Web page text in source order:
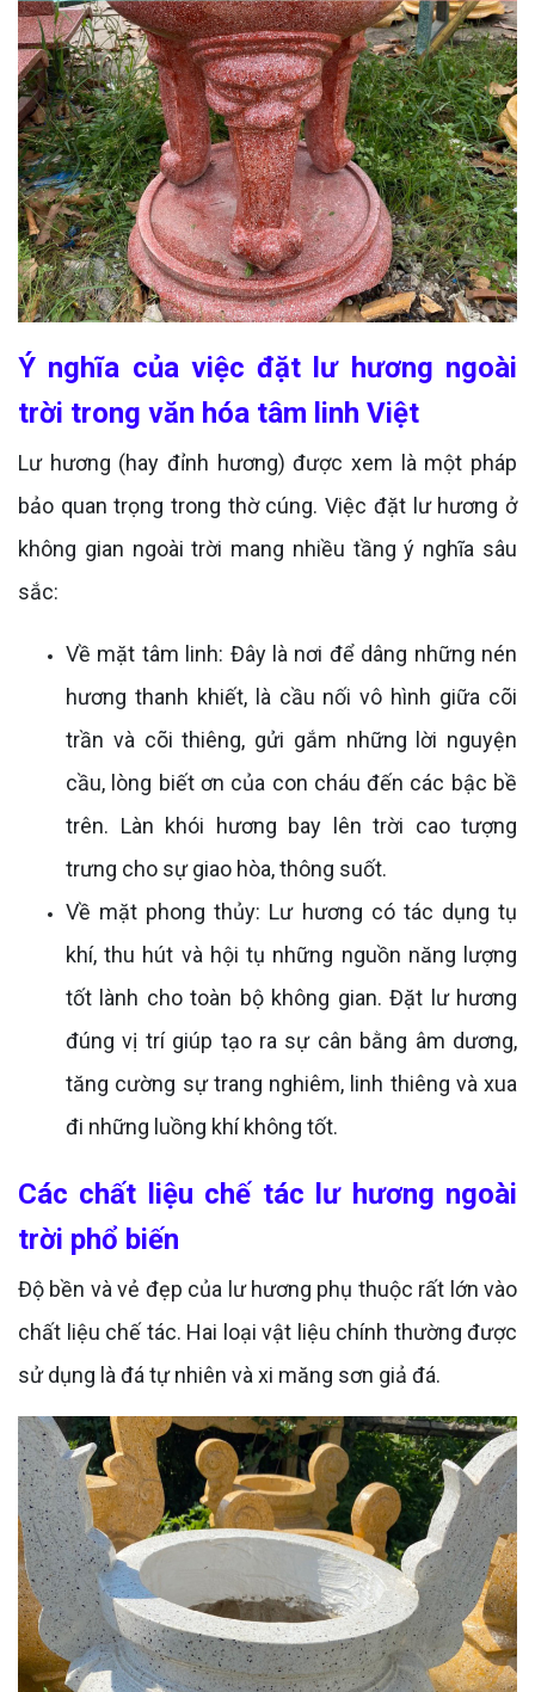
Ý nghĩa của việc đặt lư hương ngoài
trời trong văn hóa tâm linh Việt
Lư hương (hay đỉnh hương) được xem là một pháp
bảo quan trọng trong thờ cúng. Việc đặt lư hương ở
không gian ngoài trời mang nhiều tầng ý nghĩa sâu
sắc:
Về mặt tâm linh: Đây là nơi để dâng những nén
hương thanh khiết, là cầu nối vô hình giữa cõi
trần và cõi thiêng, gửi gắm những lời nguyện
cầu, lòng biết ơn của con cháu đến các bậc bề
trên. Làn khói hương bay lên trời cao tượng
trưng cho sự giao hòa, thông suốt.
Về mặt phong thủy: Lư hương có tác dụng tụ
khí, thu hút và hội tụ những nguồn năng lượng
tốt lành cho toàn bộ không gian. Đặt lư hương
đúng vị trí giúp tạo ra sự cân bằng âm dương,
tăng cường sự trang nghiêm, linh thiêng và xua
đi những luồng khí không tốt.
Các chất liệu chế tác lư hương ngoài
trời phổ biến
Độ bền và vẻ đẹp của lư hương phụ thuộc rất lớn vào
chất liệu chế tác. Hai loại vật liệu chính thường được
sử dụng là đá tự nhiên và xi măng sơn giả đá.